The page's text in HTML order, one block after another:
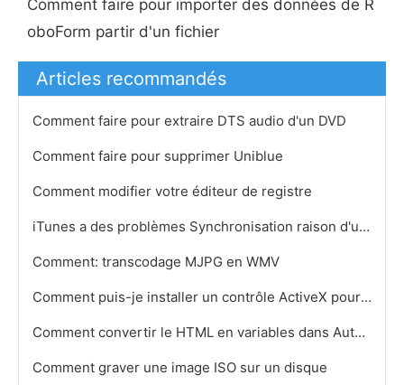
Comment faire pour importer des données de R
oboForm partir d'un fichier
Articles recommandés
Comment faire pour extraire DTS audio d'un DVD
Comment faire pour supprimer Uniblue
Comment modifier votre éditeur de registre
iTunes a des problèmes Synchronisation raison d'un antivirus
Comment: transcodage MJPG en WMV
Comment puis-je installer un contrôle ActiveX pour télécharger des photos sur Facebook
Comment convertir le HTML en variables dans AutoHotKey
Comment graver une image ISO sur un disque